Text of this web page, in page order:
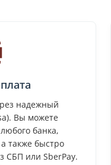
надежный
Вы можете
банка,
также быстро
СБП или SberPay.